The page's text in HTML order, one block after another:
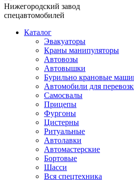
Нижегородский завод
спецавтомобилей
Каталог
Эвакуаторы
Краны манипуляторы
Автовозы
Автовышки
Бурильно крановые
Автомобили для
Самосвалы
Прицепы
Фургоны
Цистерны
Ритуальные
Автолавки
Автомастерские
Бортовые
Шасси
Вся спецтехника